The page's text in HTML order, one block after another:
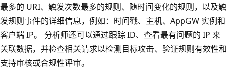
最多的 URI、触发次数最多的规则、随时间变化的规则，以及触
发规则事件的详细信息，例如：时间戳、主机、AppGW 实例和
客户端 IP。 分析师还可以通过跟踪 ID、查看最有问题的 IP 来
关联数据，并检查相关请求以检测目标攻击、验证规则有效性和
支持审核或合规性评审。